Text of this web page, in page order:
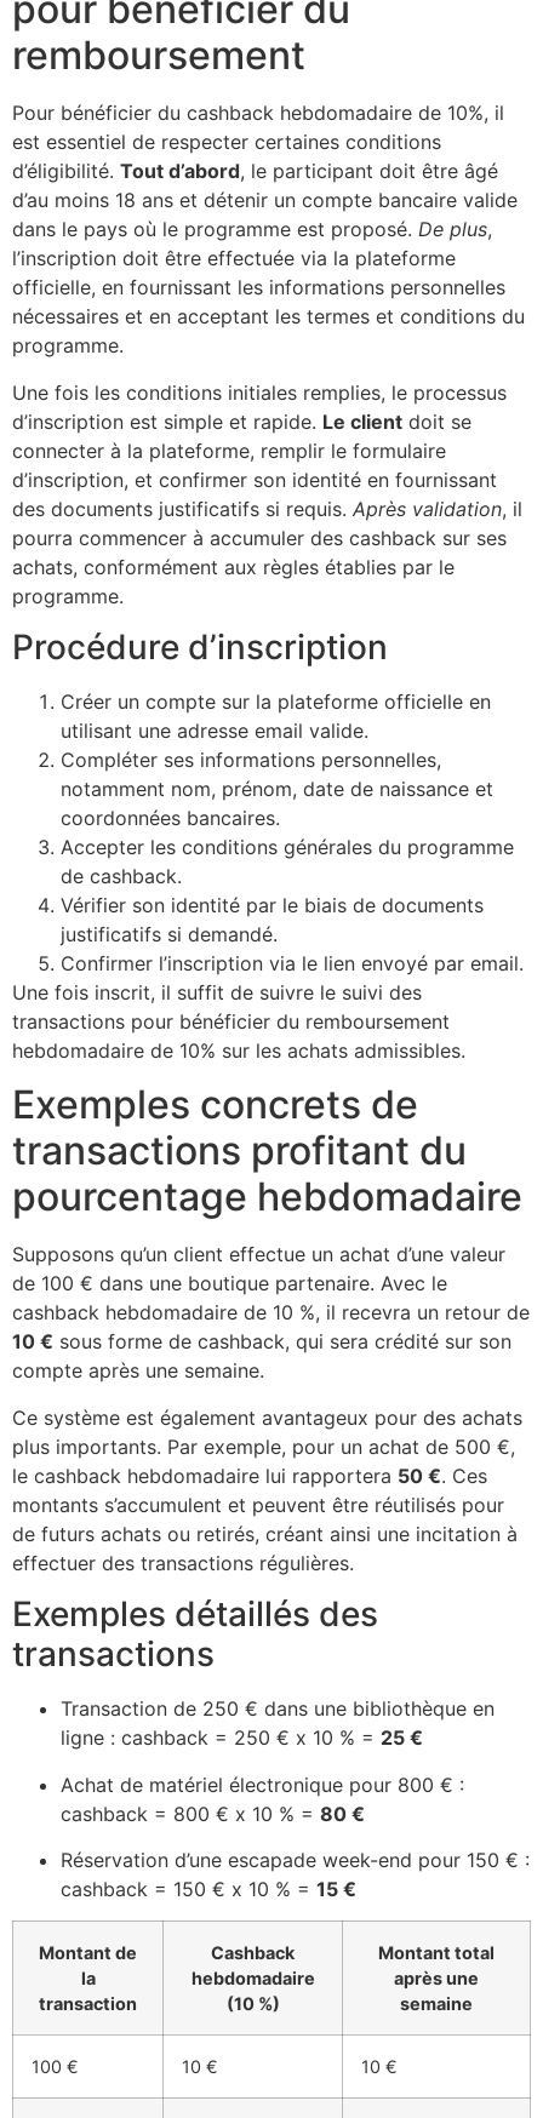
remboursement
Pour bénéficier du cashback hebdomadaire de 10%, il
est essentiel de respecter certaines conditions
d’éligibilité. Tout d’abord, le participant doit être âgé
d’au moins 18 ans et détenir un compte bancaire valide
dans le pays où le programme est proposé. De plus,
l’inscription doit être effectuée via la plateforme
officielle, en fournissant les informations personnelles
nécessaires et en acceptant les termes et conditions du
programme.
Une fois les conditions initiales remplies, le processus
d’inscription est simple et rapide. Le client doit se
connecter à la plateforme, remplir le formulaire
d’inscription, et confirmer son identité en fournissant
des documents justificatifs si requis. Après validation, il
pourra commencer à accumuler des cashback sur ses
achats, conformément aux règles établies par le
programme.
Procédure d’inscription
Créer un compte sur la plateforme officielle en
utilisant une adresse email valide.
Compléter ses informations personnelles,
notamment nom, prénom, date de naissance et
coordonnées bancaires.
Accepter les conditions générales du programme
de cashback.
Vérifier son identité par le biais de documents
justificatifs si demandé.
Confirmer l’inscription via le lien envoyé par email.
Une fois inscrit, il suffit de suivre le suivi des
transactions pour bénéficier du remboursement
hebdomadaire de 10% sur les achats admissibles.
Exemples concrets de
transactions profitant du
pourcentage hebdomadaire
Supposons qu’un client effectue un achat d’une valeur
de 100 € dans une boutique partenaire. Avec le
cashback hebdomadaire de 10 %, il recevra un retour de
10 € sous forme de cashback, qui sera crédité sur son
compte après une semaine.
Ce système est également avantageux pour des achats
plus importants. Par exemple, pour un achat de 500 €,
le cashback hebdomadaire lui rapportera 50 €. Ces
montants s’accumulent et peuvent être réutilisés pour
de futurs achats ou retirés, créant ainsi une incitation à
effectuer des transactions régulières.
Exemples détaillés des
transactions
Transaction de 250 € dans une bibliothèque en
ligne : cashback = 250 € x 10 % = 25 €
Achat de matériel électronique pour 800 € :
cashback = 800 € x 10 % = 80 €
Réservation d’une escapade week-end pour 150 € :
cashback = 150 € x 10 % = 15 €
Montant de
la
transaction
Cashback
hebdomadaire
(10 %)
Montant total
après une
semaine
100 € 10 € 10 €